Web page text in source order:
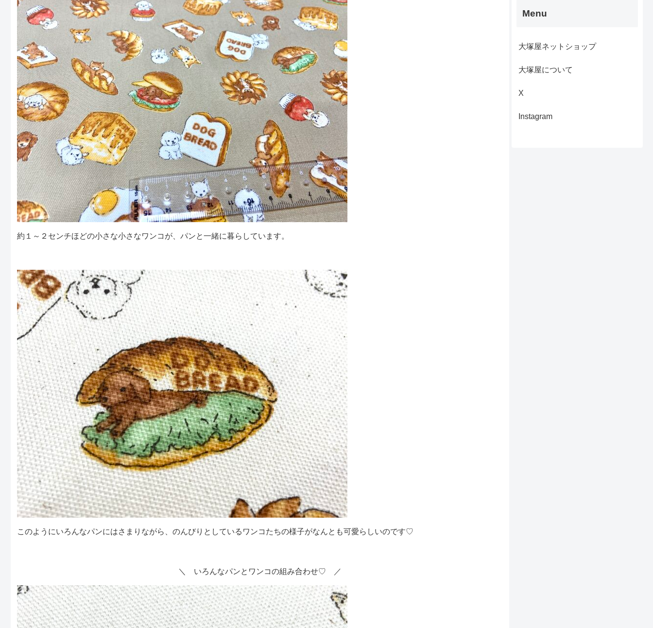
約１～２センチほどの小さな小さなワンコが、パンと一緒に暮らしています。
このようにいろんなパンにはさまりながら、のんびりとしているワンコたちの様子がなんとも可愛らしいのです♡
＼ いろんなパンとワンコの組み合わせ♡ ／
Menu
大塚屋ネットショップ
大塚屋について
X
Instagram